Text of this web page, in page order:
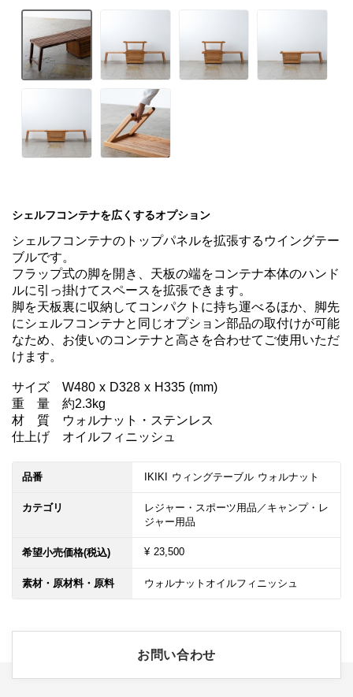
シェルフコンテナを広くするオプション
シェルフコンテナのトップパネルを拡張するウイングテー
ブルです。
フラップ式の脚を開き、天板の端をコンテナ本体のハンド
ルに引っ掛けてスペースを拡張できます。
脚を天板裏に収納してコンパクトに持ち運べるほか、脚先
にシェルフコンテナと同じオプション部品の取付けが可能
なため、お使いのコンテナと高さを合わせてご使用いただ
けます。
サイズ　W480 x D328 x H335 (mm)
重　量　約2.3kg
材　質　ウォルナット・ステンレス
仕上げ　オイルフィニッシュ
品番 IKIKI ウィングテーブル ウォルナット
カテゴリ
レジャー・スポーツ用品／キャンプ・レ
ジャー用品
希望小売価格(税込) ¥ 23,500
素材・原材料・原料 ウォルナットオイルフィニッシュ
お問い合わせ